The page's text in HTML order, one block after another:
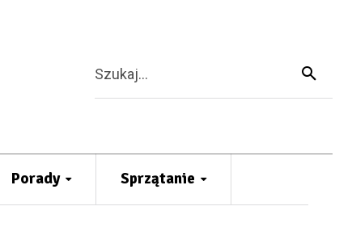
Szukaj...
Porady Sprzątanie